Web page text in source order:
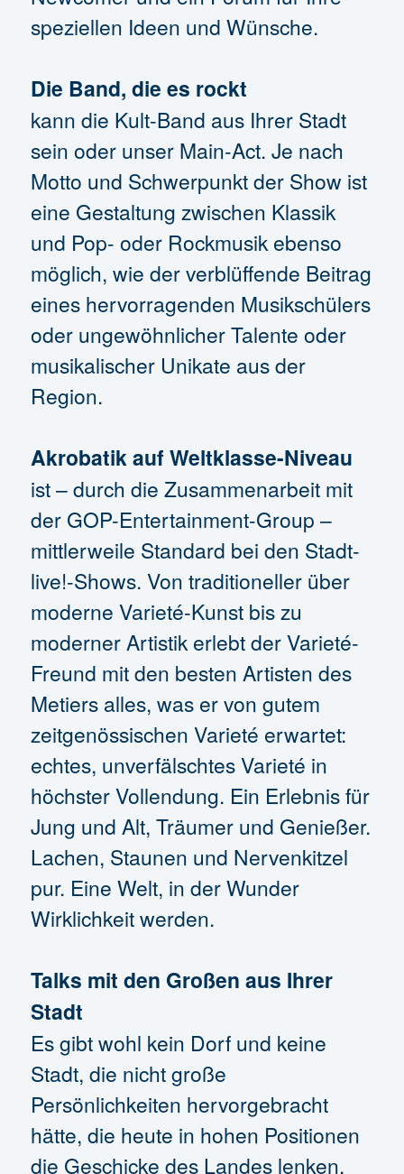
speziellen Ideen und Wünsche.
Die Band, die es rockt
kann die Kult-Band aus Ihrer Stadt
sein oder unser Main-Act. Je nach
Motto und Schwerpunkt der Show ist
eine Gestaltung zwischen Klassik
und Pop- oder Rockmusik ebenso
möglich, wie der verblüffende Beitrag
eines hervorragenden Musikschülers
oder ungewöhnlicher Talente oder
musikalischer Unikate aus der
Region.
Akrobatik auf Weltklasse-Niveau
ist – durch die Zusammenarbeit mit
der GOP-Entertainment-Group –
mittlerweile Standard bei den Stadt-
live!-Shows. Von traditioneller über
moderne Varieté-Kunst bis zu
moderner Artistik erlebt der Varieté-
Freund mit den besten Artisten des
Metiers alles, was er von gutem
zeitgenössischen Varieté erwartet:
echtes, unverfälschtes Varieté in
höchster Vollendung. Ein Erlebnis für
Jung und Alt, Träumer und Genießer.
Lachen, Staunen und Nervenkitzel
pur. Eine Welt, in der Wunder
Wirklichkeit werden.
Talks mit den Großen aus Ihrer
Stadt
Es gibt wohl kein Dorf und keine
Stadt, die nicht große
Persönlichkeiten hervorgebracht
hätte, die heute in hohen Positionen
die Geschicke des Landes lenken,